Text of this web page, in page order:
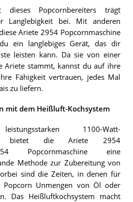
dieses Popcornbereiters trägt
Langlebigkeit bei. Mit anderen
Ariete 2954 Popcornmaschine
ein langlebiges Gerät, das dir
leisten kann. Da sie von einer
Ariete stammt, kannst du auf ihre
Fähigkeit vertrauen, jedes Mal
zu liefern.
mit dem Heißluft-Kochsystem
1100-Watt-
bietet die Ariete 2954
2954 Popcornmaschine eine
Methode zur Zubereitung von
sind die Zeiten, in denen für
Popcorn Unmengen von Öl oder
Das Heißluftkochsystem macht